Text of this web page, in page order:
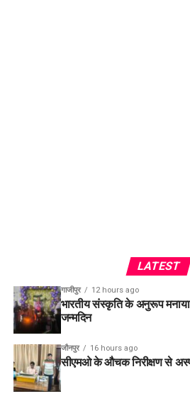
LATEST
गाजीपुर 12 hours ago
भारतीय संस्कृति के अनुरूप मनाया
जन्मदिन
जौनपुर 16 hours ago
सीएमओ के औचक निरीक्षण से